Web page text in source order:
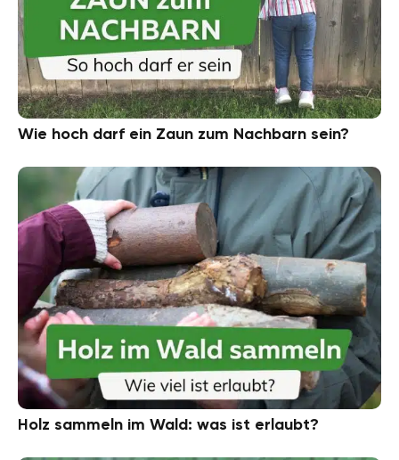
Wie hoch darf ein Zaun zum Nachbarn sein?
Holz sammeln im Wald: was ist erlaubt?